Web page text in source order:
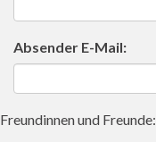
Absender E-Mail:
Freundinnen und Freunde: